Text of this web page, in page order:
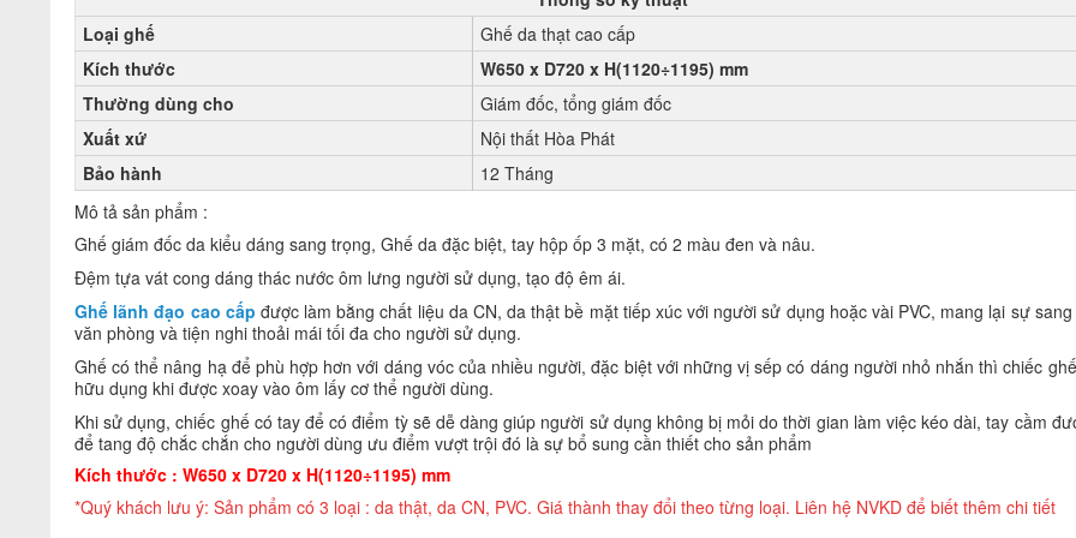
Loại ghế
Ghế da thạt cao cấp
Kích thước
W650 x D720 x H(1120÷1195) mm
Thường dùng cho
Giám đốc, tổng giám đốc
Xuất xứ
Nội thất Hòa Phát
Bảo hành
12 Tháng
Mô tả sản phẩm :
Ghế giám đốc da kiểu dáng sang trọng, Ghế da đặc biệt, tay hộp ốp 3 mặt, có 2 màu đen và nâu.
Đệm tựa vát cong dáng thác nước ôm lưng người sử dụng, tạo độ êm ái.
Ghế lãnh đạo cao cấp được làm bằng chất liệu da CN, da thật bề mặt tiếp xúc với người sử dụng hoặc vài PVC, mang lại sự
văn phòng và tiện nghi thoải mái tối đa cho người sử dụng.
Ghế có thể nâng hạ để phù hợp hơn với dáng vóc của nhiều người, đặc biệt với những vị sếp có dáng người nhỏ nhắn thì chiếc
hữu dụng khi được xoay vào ôm lấy cơ thể người dùng.
Khi sử dụng, chiếc ghế có tay để có điểm tỳ sẽ dễ dàng giúp người sử dụng không bị mỏi do thời gian làm việc kéo dài, tay cầm
để tang độ chắc chắn cho người dùng ưu điểm vượt trội đó là sự bổ sung cần thiết cho sản phẩm
Kích thước : W650 x D720 x H(1120÷1195) mm
*Quý khách lưu ý: Sản phẩm có 3 loại : da thật, da CN, PVC. Giá thành thay đổi theo từng loại. Liên hệ NVKD để biết thêm chi tiết